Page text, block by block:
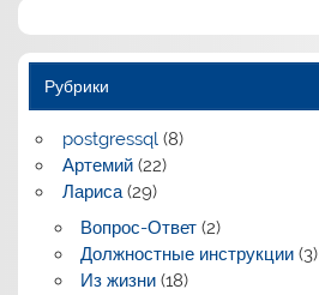
Рубрики
postgressql(8)
Артемий(22)
Лариса(29)
Вопрос-Ответ(2)
Должностные инструкции(3)
Из жизни(18)